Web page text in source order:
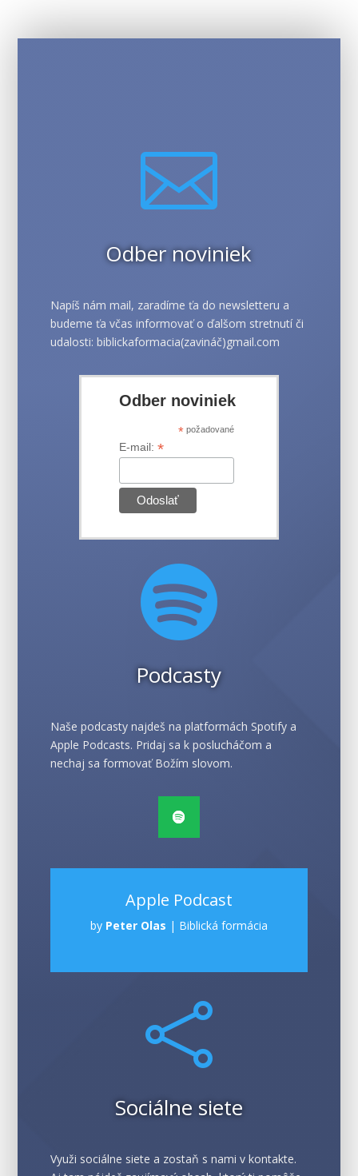

Odber noviniek
Napíš nám mail, zaradíme ťa do newsletteru a
budeme ťa včas informovať o ďalšom stretnutí či
udalosti: biblickaformacia(zavináč)gmail.com
Odber noviniek
*požadované
E-mail: *

Podcasty
Naše podcasty najdeš na platformách Spotify a
Apple Podcasts. Pridaj sa k poslucháčom a
nechaj sa formovať Božím slovom.
Apple Podcast
by Peter Olas | Biblická formácia

Sociálne siete
Využi sociálne siete a zostaň s nami v kontakte.